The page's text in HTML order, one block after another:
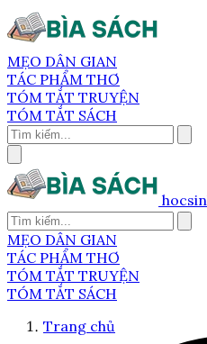
MẸO DÂN GIAN
TÁC PHẨM THƠ
TÓM TẮT TRUYỆN
TÓM TẮT SÁCH
MẸO DÂN GIAN
TÁC PHẨM THƠ
TÓM TẮT TRUYỆN
TÓM TẮT SÁCH
Trang chủ